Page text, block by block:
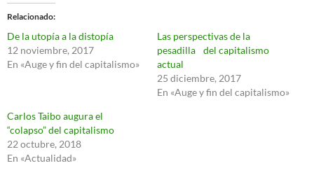
Relacionado
De la utopía a la distopía
12 noviembre, 2017
En «Auge y fin del capitalismo»
Las perspectivas de la
pesadilla del capitalismo
actual
25 diciembre, 2017
En «Auge y fin del capitalismo»
Carlos Taibo augura el
“colapso” del capitalismo
22 octubre, 2018
En «Actualidad»